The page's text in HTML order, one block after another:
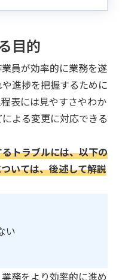
目的
員が効率的に業務を遂
進捗を把握するために
表には見やすさやわか
よる変更に対応できる
トラブルには、以下の
いては、後述して解説
い
務をより効率的に進め